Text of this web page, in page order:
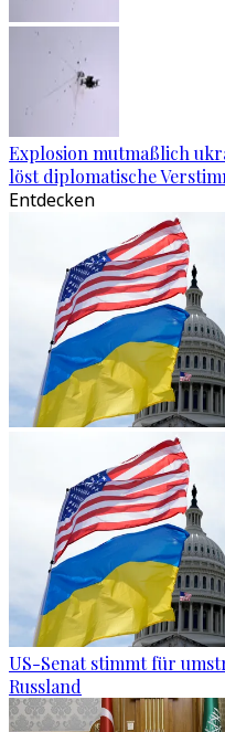
Explosion mutmaßlich
löst diplomatische
Entdecken
US-Senat stimmt für
Russland